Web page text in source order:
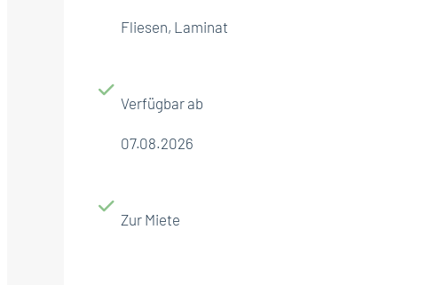
Fliesen, Laminat
Verfügbar ab
07.08.2026
Zur Miete